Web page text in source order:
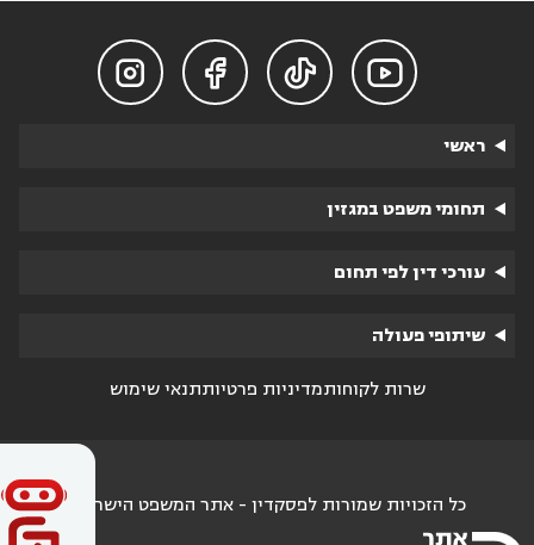




ראשי
תחומי משפט במגזין
עורכי דין לפי תחום
שיתופי פעולה
שרות לקוחותמדיניות פרטיותתנאי שימוש
כל הזכויות שמורות לפסקדין - אתר המשפט הישראלי